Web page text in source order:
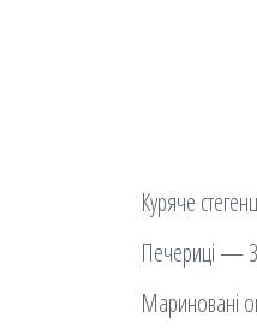
Куряче
Печериці —
Мариновані